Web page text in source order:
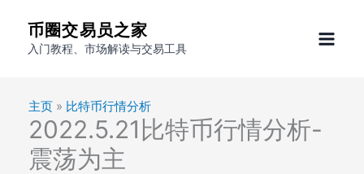
币圈交易员之家
入门教程、市场解读与交易工具
主页 » 比特币行情分析
2022.5.21比特币行情分析-
震荡为主